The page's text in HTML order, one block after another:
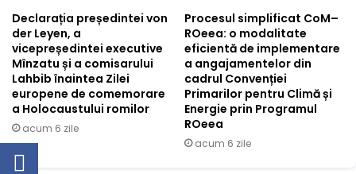
Declarația președintei von
der Leyen, a
vicepreședintei executive
Mînzatu și a comisarului
Lahbib înaintea Zilei
europene de comemorare
a Holocaustului romilor
acum 6 zile
Procesul simplificat CoM–
ROeea: o modalitate
eficientă de implementare
a angajamentelor din
cadrul Convenției
Primarilor pentru Climă și
Energie prin Programul
ROeea
acum 6 zile